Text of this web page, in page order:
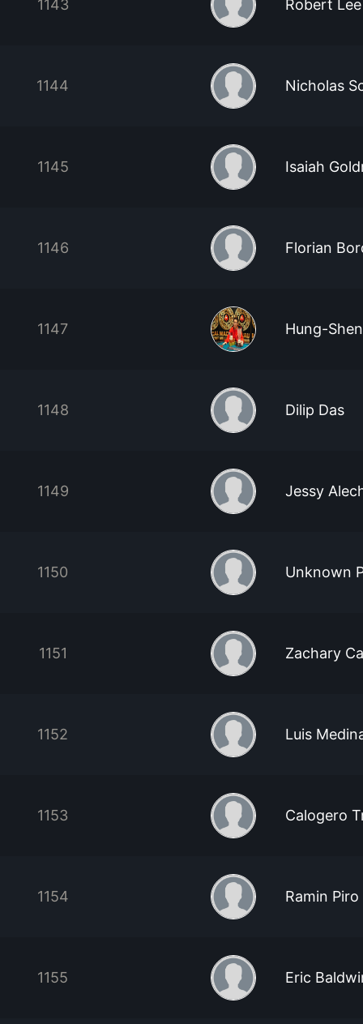
1143 Robert Lee
1144 Nicholas
1145 Isaiah
1146 Florian
1147 Hung-
1148 Dilip Das
1149 Jessy
1150 Unknown
1151 Zachary
1152 Luis
1153 Calogero
1154 Ramin Piro
1155 Eric